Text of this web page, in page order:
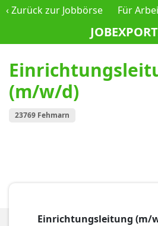
‹Zurück zur Jobbörse Für
(m/w/d)
23769 Fehmarn
Einrichtungsleitung (m/